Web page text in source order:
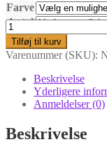
Farve
Antal
Bohning
Pin
Nock
Smooth
release
antal
Tilføj til kurv
Varenummer (SKU):
Beskrivelse
Yderligere
Anmeldelser (0)
Beskrivelse